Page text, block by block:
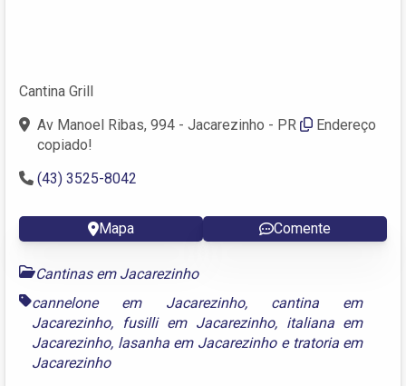
Cantina Grill
Av Manoel Ribas, 994 - Jacarezinho - PR
Endereço
copiado!
(43) 3525-8042
Mapa Comente
Cantinas em Jacarezinho
cannelone em Jacarezinho, cantina em
Jacarezinho, fusilli em Jacarezinho, italiana em
Jacarezinho, lasanha em Jacarezinhoe tratoria em
Jacarezinho